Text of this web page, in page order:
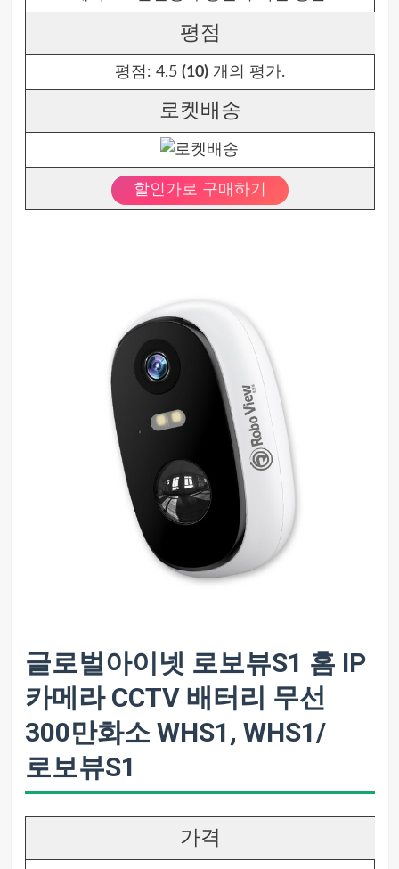
평점
평점: 4.5 (10)개의 평가.
로켓배송
할인가로 구매하기
글로벌아이넷 로보뷰S1 홈 IP
카메라 CCTV 배터리 무선
300만화소 WHS1, WHS1/
로보뷰S1
가격